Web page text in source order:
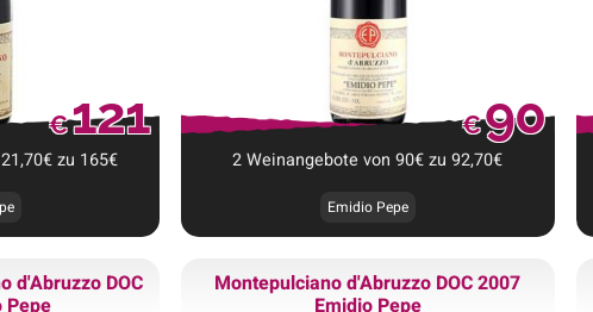
€121
€zu 165€
€90
2 Weinangebotevon90€zu92,70€
Emidio Pepe
d'Abruzzo DOC
Pepe
Montepulciano d'Abruzzo DOC 2007
Emidio Pepe